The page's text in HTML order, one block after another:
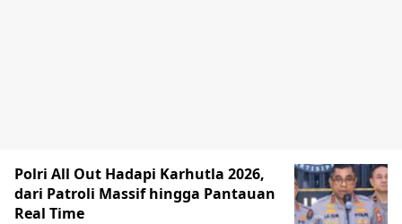
Polri All Out Hadapi Karhutla 2026,
dari Patroli Massif hingga Pantauan
Real Time